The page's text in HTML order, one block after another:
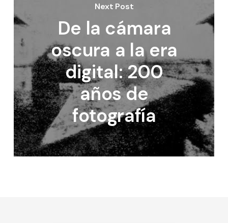
Next Post
De la cámara
oscura a la era
digital: 200
años de
fotografía